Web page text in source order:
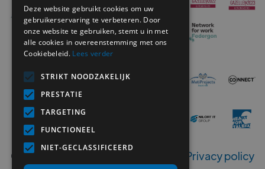
Copyright ©
Privacy policy
Deze website gebruikt cookies om uw
gebruikerservaring te verbeteren. Door
onze website te gebruiken, stemt u in met
alle cookies in overeenstemming met ons
Cookiebeleid. Lees verder
STRIKT NOODZAKELIJK
PRESTATIE
TARGETING
FUNCTIONEEL
NIET-GECLASSIFICEERD